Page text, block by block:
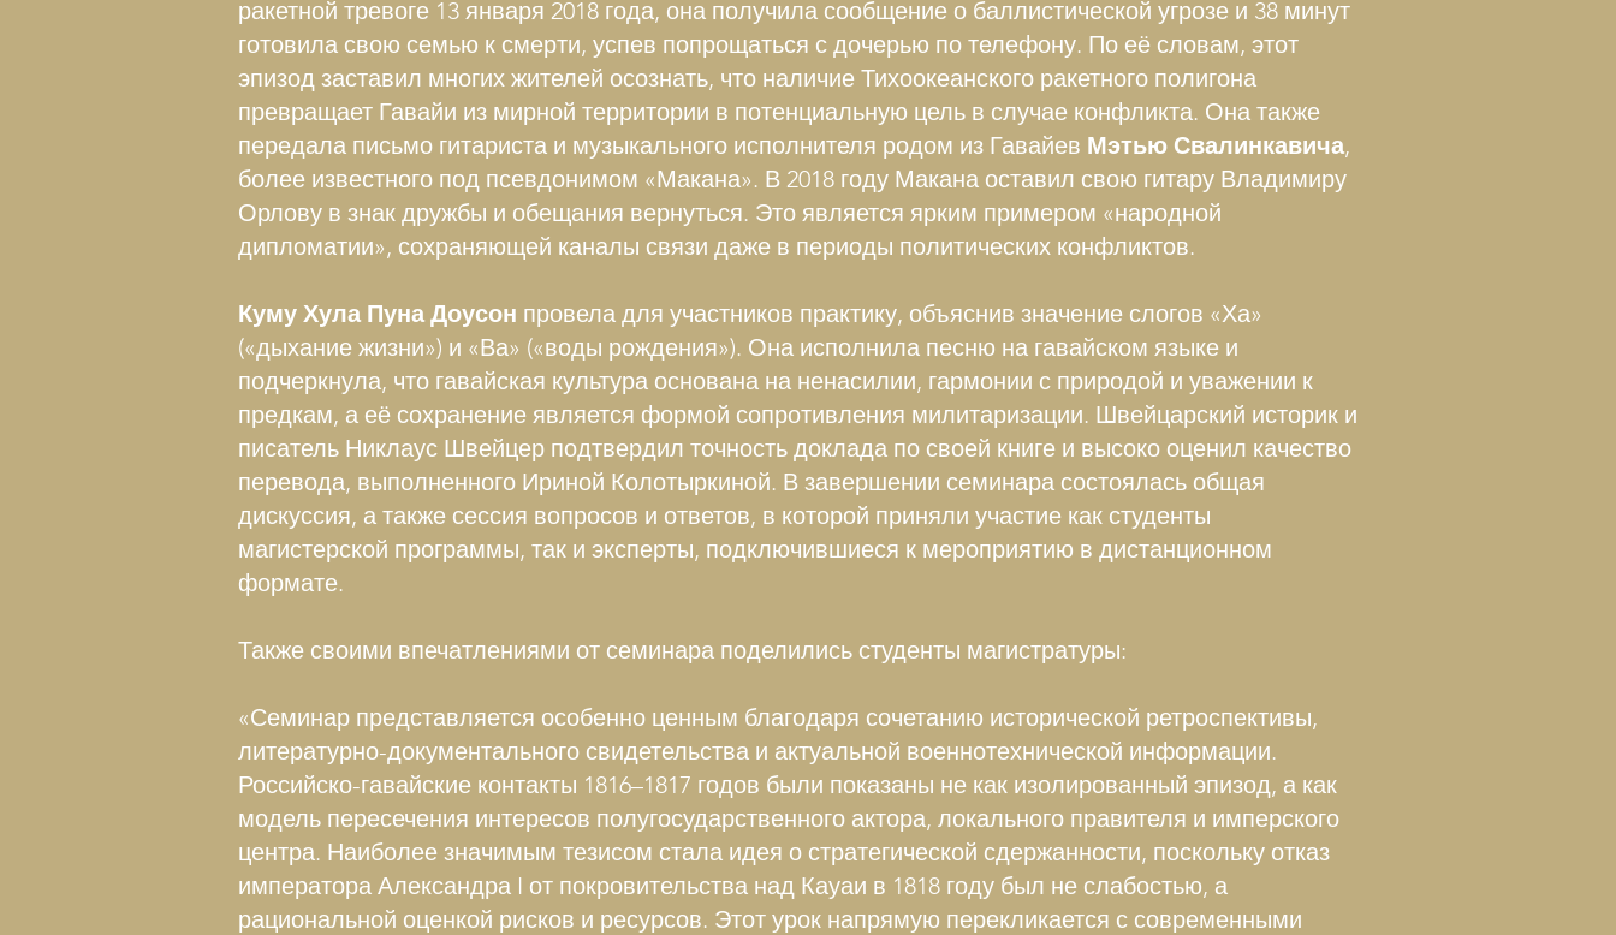
ракетной тревоге 13 января 2018 года, она получила сообщение о баллистической угрозе и 38 минут
готовила свою семью к смерти, успев попрощаться с дочерью по телефону. По её словам, этот
эпизод заставил многих жителей осознать, что наличие Тихоокеанского ракетного полигона
превращает Гавайи из мирной территории в потенциальную цель в случае конфликта. Она также
передала письмо гитариста и музыкального исполнителя родом из Гавайев Мэтью Свалинкавича,
более известного под псевдонимом «Макана». В 2018 году Макана оставил свою гитару Владимиру
Орлову в знак дружбы и обещания вернуться. Это является ярким примером «народной
дипломатии», сохраняющей каналы связи даже в периоды политических конфликтов.
Куму Хула Пуна Доусон провела для участников практику, объяснив значение слогов «Ха»
(«дыхание жизни») и «Ва» («воды рождения»). Она исполнила песню на гавайском языке и
подчеркнула, что гавайская культура основана на ненасилии, гармонии с природой и уважении к
предкам, а её сохранение является формой сопротивления милитаризации. Швейцарский историк и
писатель Никлаус Швейцер подтвердил точность доклада по своей книге и высоко оценил качество
перевода, выполненного Ириной Колотыркиной. В завершении семинара состоялась общая
дискуссия, а также сессия вопросов и ответов, в которой приняли участие как студенты
магистерской программы, так и эксперты, подключившиеся к мероприятию в дистанционном
формате.
Также своими впечатлениями от семинара поделились студенты магистратуры:
«Семинар представляется особенно ценным благодаря сочетанию исторической ретроспективы,
литературно-документального свидетельства и актуальной военнотехнической информации.
Российско-гавайские контакты 1816–1817 годов были показаны не как изолированный эпизод, а как
модель пересечения интересов полугосударственного актора, локального правителя и имперского
центра. Наиболее значимым тезисом стала идея о стратегической сдержанности, поскольку отказ
императора Александра I от покровительства над Кауаи в 1818 году был не слабостью, а
рациональной оценкой рисков и ресурсов. Этот урок напрямую перекликается с современными